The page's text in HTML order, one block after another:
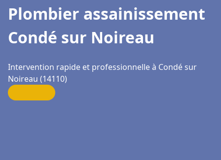
Plombier assainissement
Condé sur Noireau
Intervention rapide et professionnelle à Condé sur
Noireau (14110)